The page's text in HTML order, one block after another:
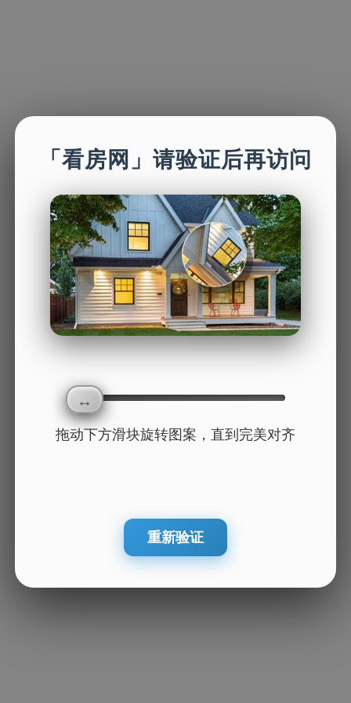
「看房网」请验证后再访问
拖动下方滑块旋转图案，直到完美对齐
重新验证